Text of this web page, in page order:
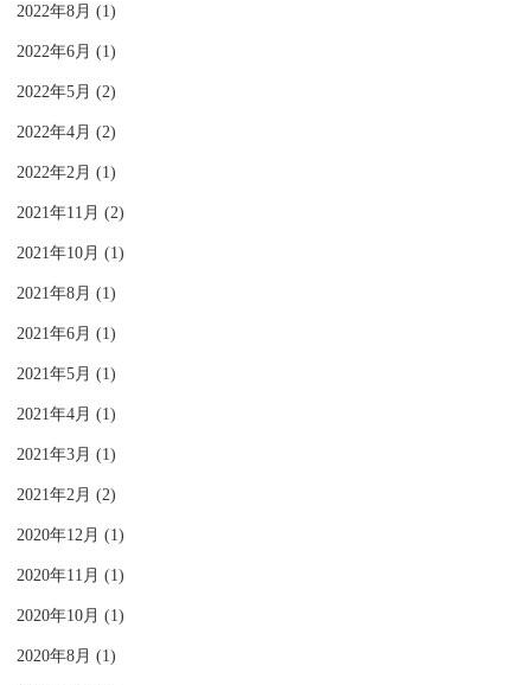
2022年8月 (1)
2022年6月 (1)
2022年5月 (2)
2022年4月 (2)
2022年2月 (1)
2021年11月 (2)
2021年10月 (1)
2021年8月 (1)
2021年6月 (1)
2021年5月 (1)
2021年4月 (1)
2021年3月 (1)
2021年2月 (2)
2020年12月 (1)
2020年11月 (1)
2020年10月 (1)
2020年8月 (1)